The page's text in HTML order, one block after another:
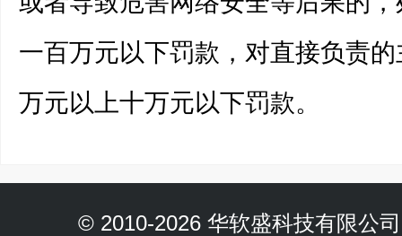
一百万元以下罚款，对直接负责
万元以上十万元以下罚款。
© 2010-2026 华软盛科技有限公